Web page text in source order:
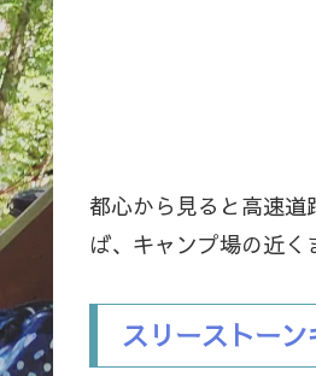
都心から見ると高速
ば、キャンプ場の近く
スリーストー